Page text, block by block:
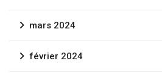
mars 2024
février 2024